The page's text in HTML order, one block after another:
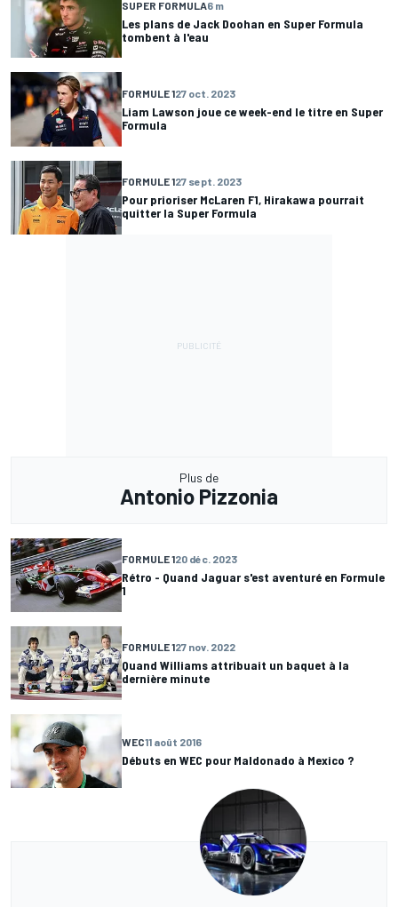
SUPER FORMULA6 m
Les plans de Jack Doohan en Super Formula
tombent à l'eau
FORMULE 127 oct. 2023
Liam Lawson joue ce week-end le titre en Super
Formula
FORMULE 127 sept. 2023
Pour prioriser McLaren F1, Hirakawa pourrait
quitter la Super Formula
Plus de
Antonio Pizzonia
FORMULE 120 déc. 2023
Rétro - Quand Jaguar s'est aventuré en Formule
1
FORMULE 127 nov. 2022
Quand Williams attribuait un baquet à la
dernière minute
WEC11 août 2016
Débuts en WEC pour Maldonado à Mexico ?